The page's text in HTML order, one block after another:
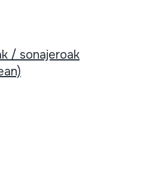
/ sonajeroak